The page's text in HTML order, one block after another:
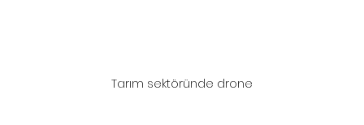
Tarım sektöründe drone